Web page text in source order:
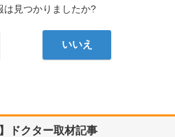
は見つかりましたか?
いいえ
ドクター取材記事